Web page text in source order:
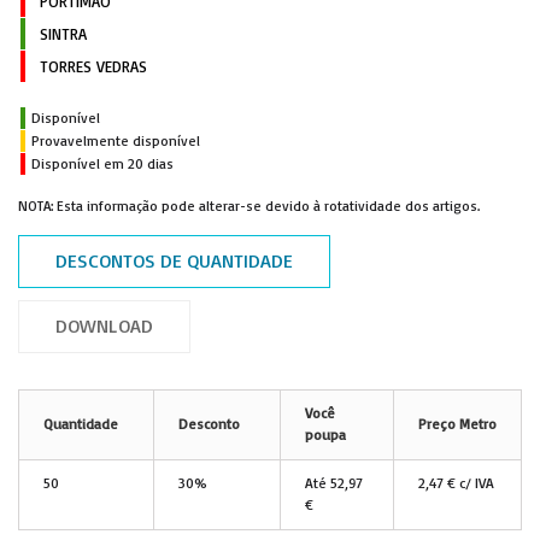
SINTRA
TORRES VEDRAS
Disponível
Provavelmente disponível
Disponível em 20 dias
NOTA: Esta informação pode alterar-se devido à rotatividade dos artigos.
DESCONTOS DE QUANTIDADE
DOWNLOAD
Quantidade Desconto
Você
poupa
Preço Metro
50 30% Até 52,97
€
2,47 € c/ IVA